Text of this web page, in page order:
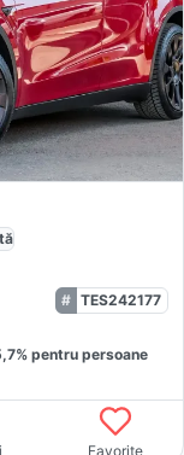
TES242177
% pentru persoane
Favorite